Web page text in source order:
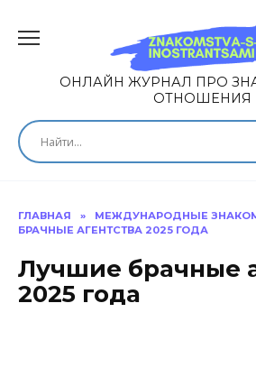
ОНЛАЙН ЖУРНАЛ ПРО
ОТНОШЕНИЯ
ГЛАВНАЯ » МЕЖДУНАРОДНЫЕ
БРАЧНЫЕ АГЕНТСТВА 2025 ГОДА
Лучшие брачные
2025 года